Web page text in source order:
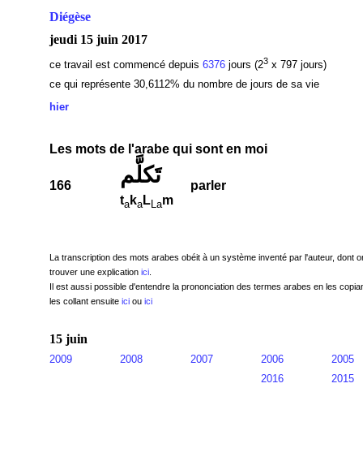
Diégèse
jeudi 15 juin 2017
ce travail est commencé depuis 6376jours (23x 797 jours)
ce qui représente 30,6112% du nombre de jours de sa vie
hier
Les mots de l'arabe qui sont en moi
166 تَكلَّم
parler
ta ka LLam
La transcription des mots arabes obéit à un système inventé par l'auteur, dont
trouver une explication ici.
Il est aussi possible d'entendre la prononciation des termes arabes en les
les collant ensuite iciou ici
15 juin
2009 2008 2007 2006
2005
2016
2015